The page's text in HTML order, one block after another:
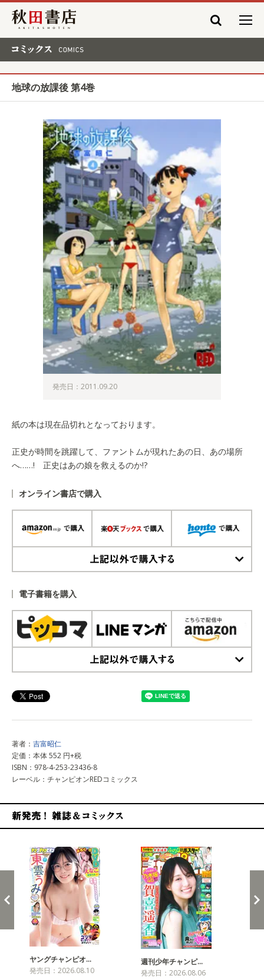
秋田書店
地球の放課後 第4巻
発売日：2011.09.20
紙の本は現在品切れとなっております。
正史が時間を跳躍して、ファントムが現れたあの日、あの場所
へ……! 正史はあの娘を救えるのか!?
オンライン書店で購入
電子書籍を購入
著者： 吉富昭仁
定価：本体 552 円+税
ISBN：978-4-253-23436-8
レーベル：チャンピオンREDコミックス
ヤングチャンピオ…
発売日：2026.08.10
週刊少年チャンピ…
発売日：2026.08.06